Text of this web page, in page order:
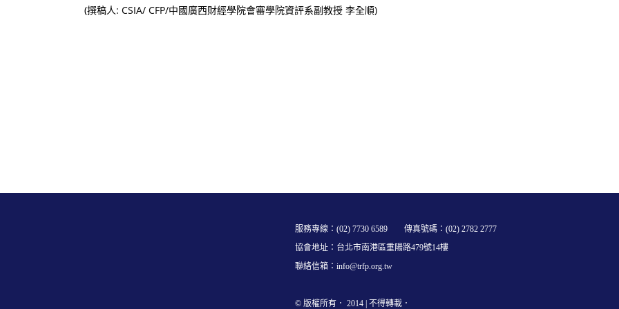
(撰稿人: CSIA/ CFP/中國廣西財經學院會審學院資評系副教授 李全順)
服務專線：(02) 7730 6589 傳真號碼：(02) 2782 2777
協會地址：台北市南港區重陽路479號14樓
聯絡信箱：info@trfp.org.tw
© 版權所有． 2014 | 不得轉載．